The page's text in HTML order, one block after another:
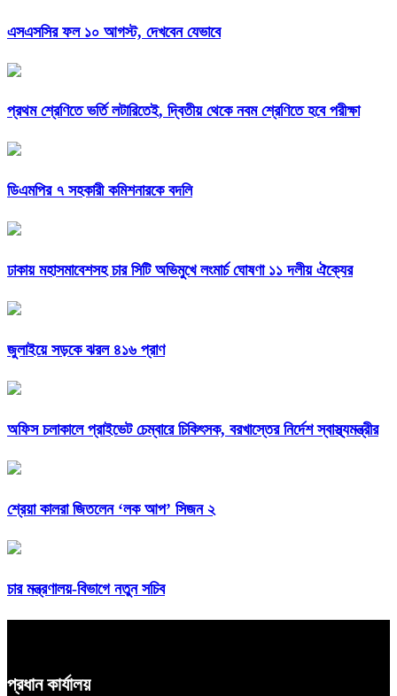
এসএসসির ফল ১০ আগস্ট, দেখবেন যেভাবে
প্রথম শ্রেণিতে ভর্তি লটারিতেই, দ্বিতীয় থেকে নবম শ্রেণিতে হবে পরীক্ষা
ডিএমপির ৭ সহকারী কমিশনারকে বদলি
ঢাকায় মহাসমাবেশসহ চার সিটি অভিমুখে লংমার্চ ঘোষণা ১১ দলীয় ঐক্যের
জুলাইয়ে সড়কে ঝরল ৪১৬ প্রাণ
অফিস চলাকালে প্রাইভেট চেম্বারে চিকিৎসক, বরখাস্তের নির্দেশ স্বাস্থ্যমন্ত্রীর
শ্রেয়া কালরা জিতলেন ‘লক আপ’ সিজন ২
চার মন্ত্রণালয়-বিভাগে নতুন সচিব
প্রধান কার্যালয়